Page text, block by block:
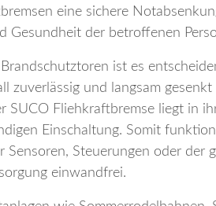
eine sichere
Gesundheit der betroffenen
ist es
zuverlässig und langsam
SUCO Fliehkraftbremse liegt in
Einschaltung. Somit
Sensoren, Steuerungen oder der
einwandfrei.